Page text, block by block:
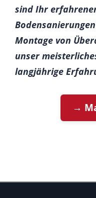
sind Ihr
Montage von
unser
langjährige
→